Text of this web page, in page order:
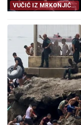
VUČIĆ IZ MRKONJIĆ
GRADA